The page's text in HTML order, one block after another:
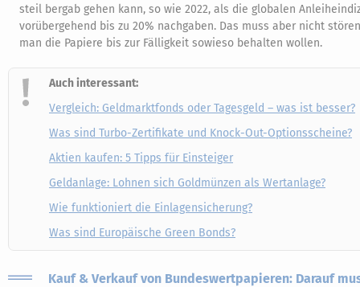
steil bergab gehen kann, so wie 2022, als die globalen
vorübergehend bis zu 20% nachgaben. Das muss aber nicht
man die Papiere bis zur Fälligkeit sowieso behalten wollen.
Auch interessant:
Vergleich: Geldmarktfonds oder Tagesgeld – was ist besser?
Was sind Turbo-Zertifikate und Knock-Out-Optionsscheine?
Aktien kaufen: 5 Tipps für Einsteiger
Geldanlage: Lohnen sich Goldmünzen als Wertanlage?
Wie funktioniert die Einlagensicherung?
Was sind Europäische Green Bonds?
Kauf & Verkauf von Bundeswertpapieren: Darauf